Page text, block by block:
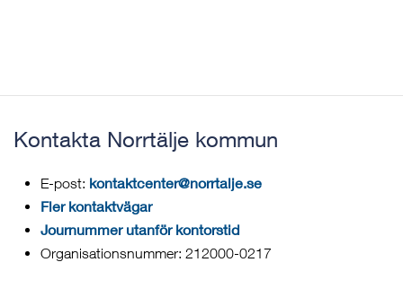
Kontakta Norrtälje kommun
E-post: kontaktcenter@norrtalje.se
Fler kontaktvägar
Journummer utanför kontorstid
Organisationsnummer: 212000-0217